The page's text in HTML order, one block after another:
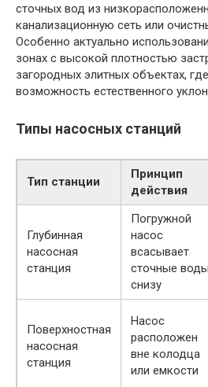
сточных вод из
канализационную сеть или
Особенно актуально
зонах с высокой плотностью
загородных элитных объектах, где
возможность естественного
Типы насосных станций
Тип станции
Принцип
действия
Глубинная
насосная
станция
Погружной
насос
всасывает
сточные воды
снизу
Поверхностная
насосная
станция
Насос
расположен
вне колодца
или емкости